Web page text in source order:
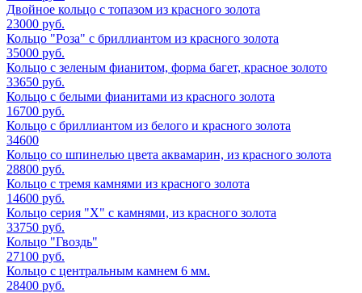
Двойное кольцо с топазом из красного золота
23000 руб.
Кольцо "Роза" с бриллиантом из красного золота
35000 руб.
Кольцо с зеленым фианитом, форма багет, красное золото
33650 руб.
Кольцо с белыми фианитами из красного золота
16700 руб.
Кольцо с бриллиантом из белого и красного золота
34600
Кольцо со шпинелью цвета аквамарин, из красного золота
28800 руб.
Кольцо с тремя камнями из красного золота
14600 руб.
Кольцо серия "Х" с камнями, из красного золота
33750 руб.
Кольцо "Гвоздь"
27100 руб.
Кольцо с центральным камнем 6 мм.
28400 руб.